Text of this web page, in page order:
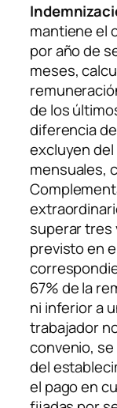
mantiene el
por año de
meses,
de los
diferencia
excluyen
mensuales,
superar tres
previsto en
67% de la
ni inferior a
trabajador
convenio,
del
el pago en